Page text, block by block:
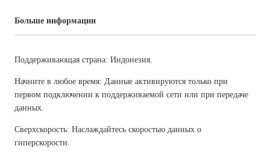
Больше информации
Поддерживающая страна: Индонезия.
Начните в любое время: Данные активируются только при
первом подключении к поддерживаемой сети или при передаче
данных.
Сверхскорость: Наслаждайтесь скоростью данных о
гиперскорости.